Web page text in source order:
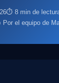
⏱ 8 min de
el equipo de